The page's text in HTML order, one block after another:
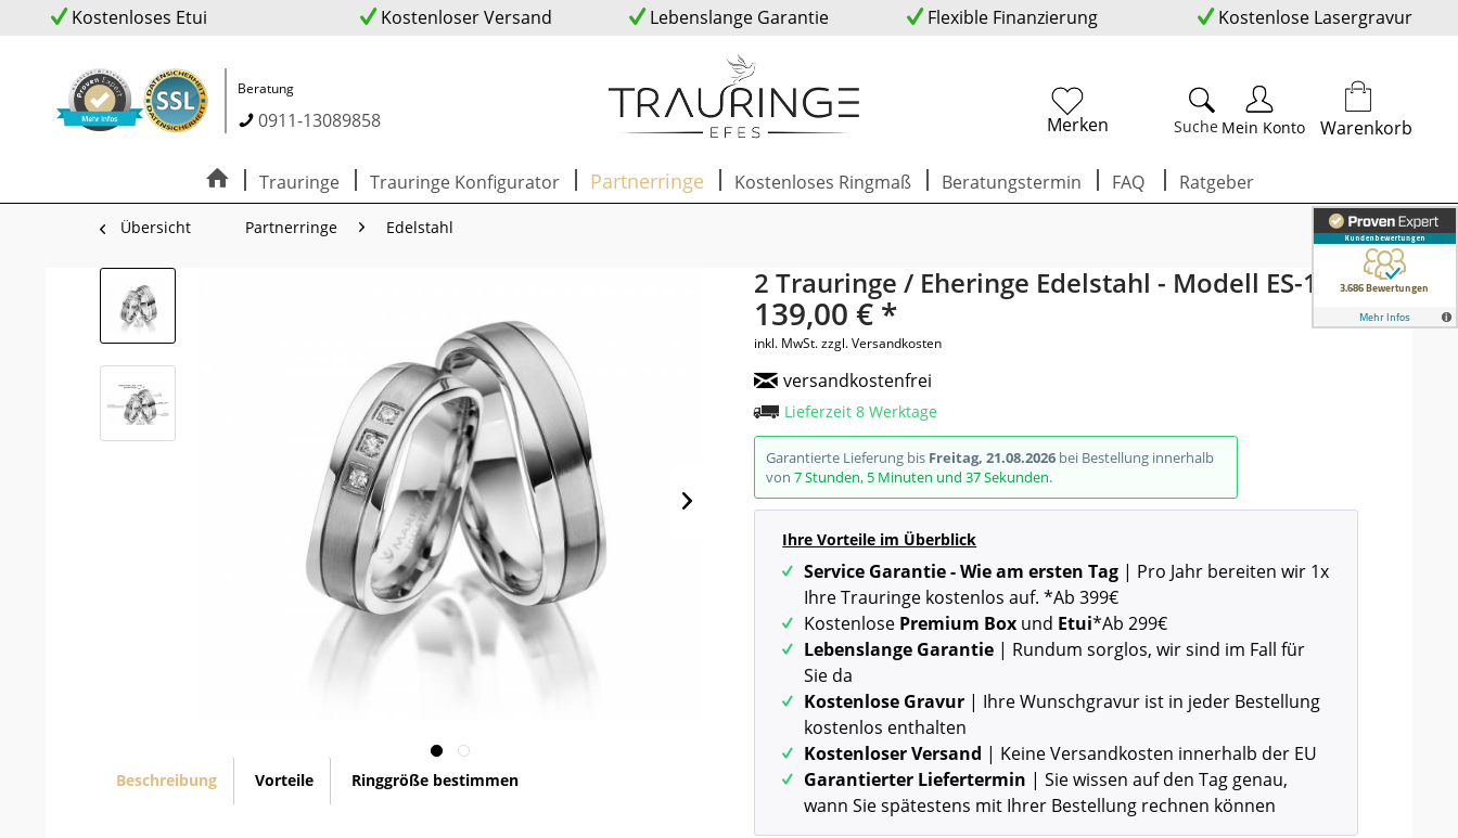
Kostenloses Etui Kostenloser Versand Lebenslange Garantie Flexible Finanzierung Kostenlose Lasergravur
Beratung
0911-13089858 Suche
Merken Mein Konto Warenkorb
Trauringe Trauringe Konfigurator Partnerringe Kostenloses Ringmaß Beratungstermin FAQ Ratgeber
Übersicht Partnerringe Edelstahl
Beschreibung Vorteile Ringgröße bestimmen
2 Trauringe / Eheringe Edelstahl - Modell ES-18
139,00 € *
inkl. MwSt.zzgl. Versandkosten
versandkostenfrei
Lieferzeit 8 Werktage
Garantierte Lieferung bis Freitag, 21.08.2026 bei Bestellung innerhalb
von7 Stunden, 5 Minuten und 36 Sekunden.
Ihre Vorteile im Überblick
Service Garantie - Wie am ersten Tag | Pro Jahr bereiten wir 1x
Ihre Trauringe kostenlos auf. *Ab 399€
Kostenlose Premium Box und Etui*Ab 299€
Lebenslange Garantie | Rundum sorglos, wir sind im Fall für
Sie da
Kostenlose Gravur | Ihre Wunschgravur ist in jeder Bestellung
kostenlos enthalten
Kostenloser Versand | Keine Versandkosten innerhalb der EU
Garantierter Liefertermin | Sie wissen auf den Tag genau,
wann Sie spätestens mit Ihrer Bestellung rechnen können